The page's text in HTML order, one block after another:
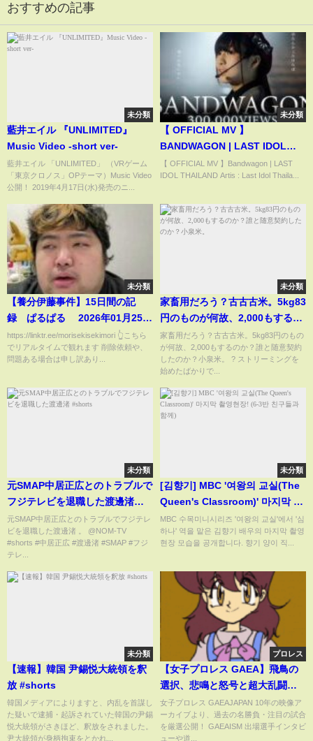
おすすめの記事
未分類
藍井エイル 『UNLIMITED』
Music Video -short ver-
藍井エイル 「UNLIMITED」 （VRゲーム
「東京クロノス」OPテーマ）Music Video
公開！ 2019年4月17日(水)発売のニ...
未分類
【 OFFICIAL MV 】
BANDWAGON | LAST IDOL
THAILAND
【 OFFICIAL MV 】Bandwagon | LAST
IDOL THAILAND Artis : Last Idol Thaila...
未分類
【養分伊藤事件】15日間の記
録 ぱるぱる 2026年01月25日
12時
https://linktr.ee/morisekisekimori 👆こちら
でリアルタイムで観れます 削除依頼や、
問題ある場合は申し訳あり...
未分類
家畜用だろう？古古古米。5kg83
円のものが何故、2,000もするの
か？誰と随意契約したのか？小
泉米。
家畜用だろう？古古古米。5kg83円のもの
が何故、2,000もするのか？誰と随意契約
したのか？小泉米。 ?️ ストリーミングを
始めたばかりで...
未分類
元SMAP中居正広とのトラブルで
フジテレビを退職した渡邊渚
#shorts
元SMAP中居正広とのトラブルでフジテレ
ビを退職した渡邊渚 。 @NOM-TV
#shorts #中居正広 #渡邊渚 #SMAP #フジ
テレ...
未分類
[김향기] MBC '여왕의 교실(The
Queen's Classroom)' 마지막 촬
영현장! (6-3반 친구들과 함께)
MBC 수목미니시리즈 '여왕의 교실'에서 '심
하나' 역을 맡은 김향기 배우의 마지막 촬영
현장 모습을 공개합니다. 향기 양이 직...
未分類
【速報】韓国 尹錫悦大統領を釈
放 #shorts
韓国メディアによりますと、内乱を首謀し
た疑いで逮捕・起訴されていた韓国の尹錫
悦大統領がさきほど、釈放をされました。
尹大統領が身柄拘束をとかれ...
プロレス
【女子プロレス GAEA】飛鳥の
選択、悲鳴と怒号と超大乱闘！
1998年12月27日 後楽園ホール
女子プロレス GAEAJAPAN 10年の映像ア
ーカイブより、過去の名勝負・注目の試合
を厳選公開！ GAEAISM 出場選手インタビ
ューや道...